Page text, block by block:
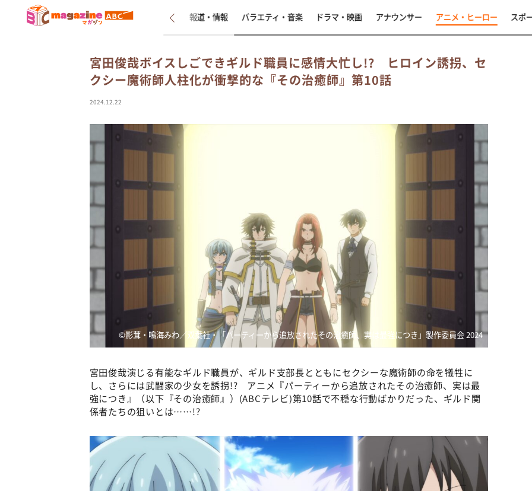
新着 インタビュー 報道・情報 バラエティ・音楽 ドラマ・映画 アナウンサー アニメ・ヒーロー スポ
宮田俊哉ボイスしごできギルド職員に感情大忙し!? ヒロイン誘拐、セ
クシー魔術師人柱化が衝撃的な『その治癒師』第10話
2024.12.22
©️影茸・鳴海みわ／双葉社・「パーティーから追放されたその治癒師、実は最強につき」製作委員会 2024
宮田俊哉演じる有能なギルド職員が、ギルド支部長とともにセクシーな魔術師の命を犠牲に
し、さらには武闘家の少女を誘拐!? アニメ『パーティーから追放されたその治癒師、実は最
強につき』（以下『その治癒師』）(ABCテレビ)第10話で不穏な行動ばかりだった、ギルド関
係者たちの狙いとは……!?